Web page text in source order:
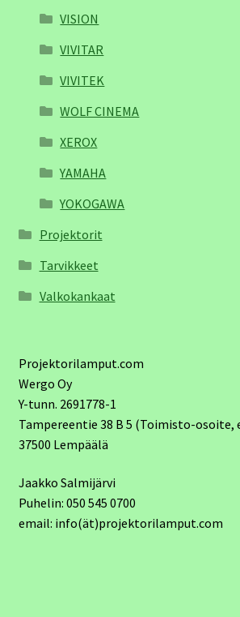
VISION
VIVITAR
VIVITEK
WOLF CINEMA
XEROX
YAMAHA
YOKOGAWA
Projektorit
Tarvikkeet
Valkokankaat
Projektorilamput.com
Wergo Oy
Y-tunn. 2691778-1
Tampereentie 38 B 5 (Toimisto-osoite,
37500 Lempäälä
Jaakko Salmijärvi
Puhelin: 050 545 0700
email: info(ät)projektorilamput.com